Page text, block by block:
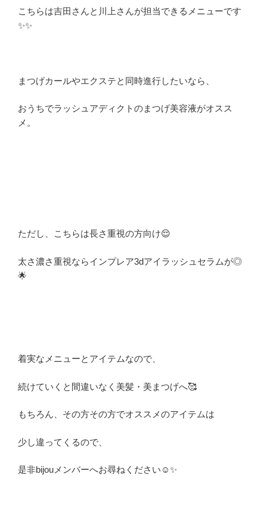
こちらは吉田さんと川上さんが担当できるメニューです
✨✨
まつげカールやエクステと同時進行したいなら、
おうちでラッシュアディクトのまつげ美容液がオスス
メ。
ただし、こちらは長さ重視の方向け😌
太さ濃さ重視ならインプレア3dアイラッシュセラムが◎
🌟
着実なメニューとアイテムなので、
続けていくと間違いなく美髪・美まつげへ🥰
もちろん、その方その方でオススメのアイテムは
少し違ってくるので、
是非bijouメンバーへお尋ねください☺✨